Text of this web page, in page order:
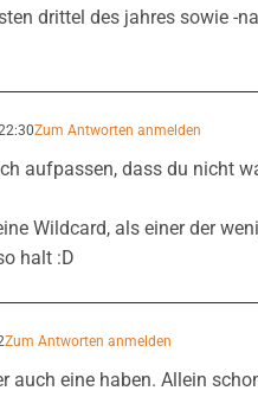
drittel des jahres sowie -
Zum Antworten anmelden
aufpassen, dass du nicht
Wildcard, als einer der
halt :D
Zum Antworten anmelden
auch eine haben. Allein